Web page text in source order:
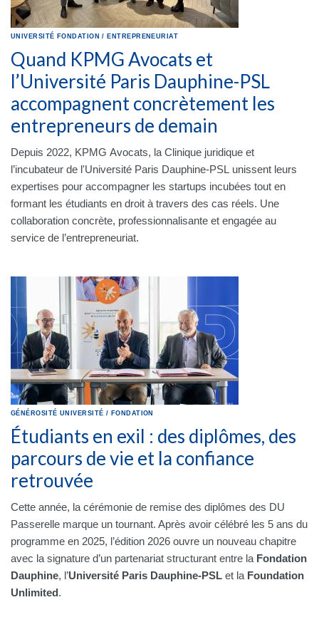
UNIVERSITÉ FONDATION / ENTREPRENEURIAT
Quand KPMG Avocats et
l’Université Paris Dauphine-PSL
accompagnent concrètement les
entrepreneurs de demain
Depuis 2022, KPMG Avocats, la Clinique juridique et
l’incubateur de l'Université Paris Dauphine-PSL unissent leurs
expertises pour accompagner les startups incubées tout en
formant les étudiants en droit à travers des cas réels. Une
collaboration concrète, professionnalisante et engagée au
service de l’entrepreneuriat.
GÉNÉROSITÉ UNIVERSITÉ / FONDATION
Étudiants en exil : des diplômes, des
parcours de vie et la confiance
retrouvée
Cette année, la cérémonie de remise des diplômes des DU
Passerelle marque un tournant. Après avoir célébré les 5 ans du
programme en 2025, l’édition 2026 ouvre un nouveau chapitre
avec la signature d’un partenariat structurant entre la Fondation
Dauphine, l’Université Paris Dauphine-PSL et la Foundation
Unlimited.